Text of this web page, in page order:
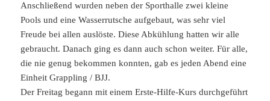
Anschließend wurden neben der Sporthalle zwei kleine
Pools und eine Wasserrutsche aufgebaut, was sehr viel
Freude bei allen auslöste. Diese Abkühlung hatten wir alle
gebraucht. Danach ging es dann auch schon weiter. Für alle,
die nie genug bekommen konnten, gab es jeden Abend eine
Einheit Grappling / BJJ.
Der Freitag begann mit einem Erste-Hilfe-Kurs durchgeführt